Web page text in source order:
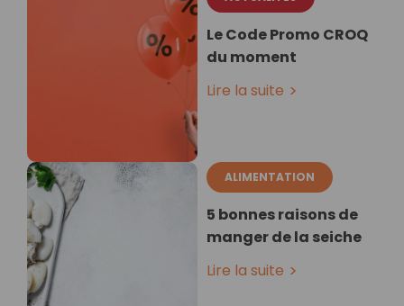
Le Code Promo CROQ
du moment
Lire la suite
ALIMENTATION
5 bonnes raisons de
manger de la seiche
Lire la suite